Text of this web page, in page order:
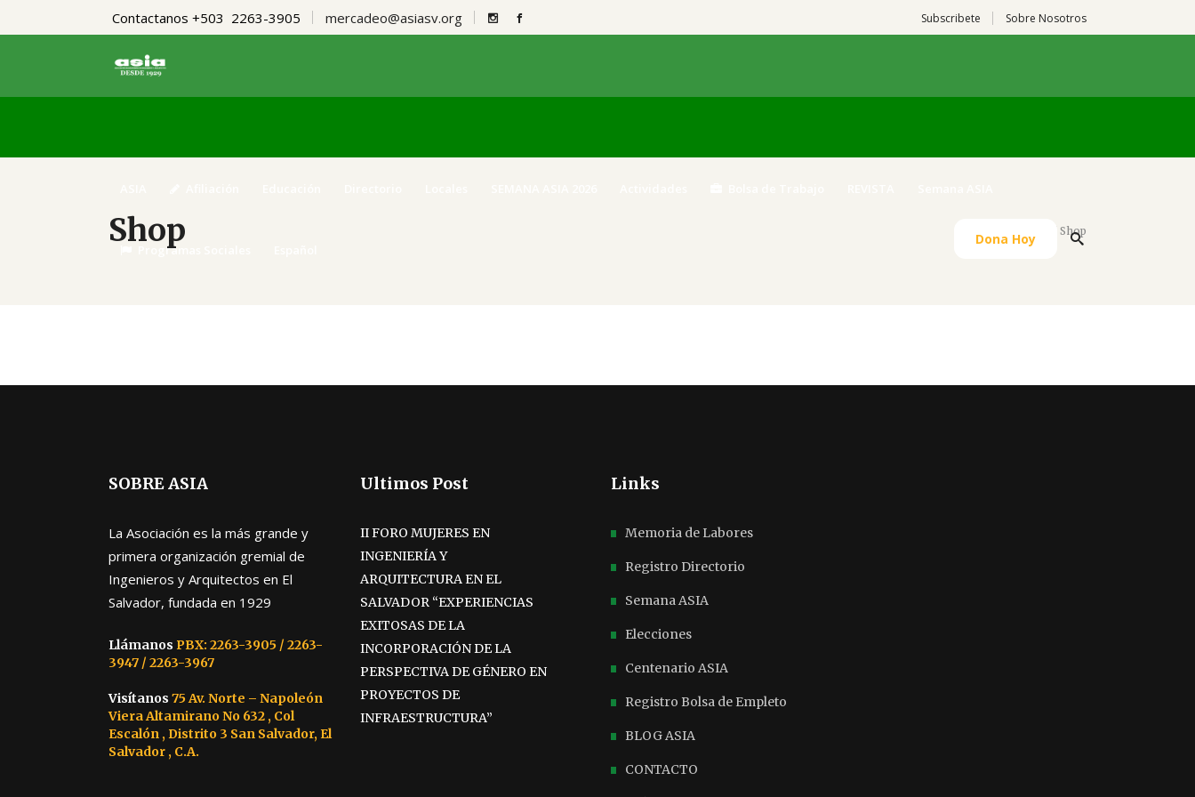
Contactanos +503 2263-3905 mercadeo@asiasv.org Subscribete Sobre Nosotros
Programas Sociales
Dona Hoy
Shop / Shop
SOBRE ASIA
La Asociación es la más grande y
primera organización gremial de
Ingenieros y Arquitectos en El
Salvador, fundada en 1929
Llámanos PBX: 2263-3905 / 2263-
3947 / 2263-3967
Visítanos 75 Av. Norte – Napoleón
Viera Altamirano No 632 , Col
Escalón , Distrito 3 San Salvador, El
Salvador , C.A.
Ultimos Post
II FORO MUJERES EN
INGENIERÍA Y
ARQUITECTURA EN EL
SALVADOR “EXPERIENCIAS
EXITOSAS DE LA
INCORPORACIÓN DE LA
PERSPECTIVA DE GÉNERO EN
PROYECTOS DE
INFRAESTRUCTURA”
Links
Memoria de Labores
Registro Directorio
Semana ASIA
Elecciones
Centenario ASIA
Registro Bolsa de Empleto
BLOG ASIA
CONTACTO